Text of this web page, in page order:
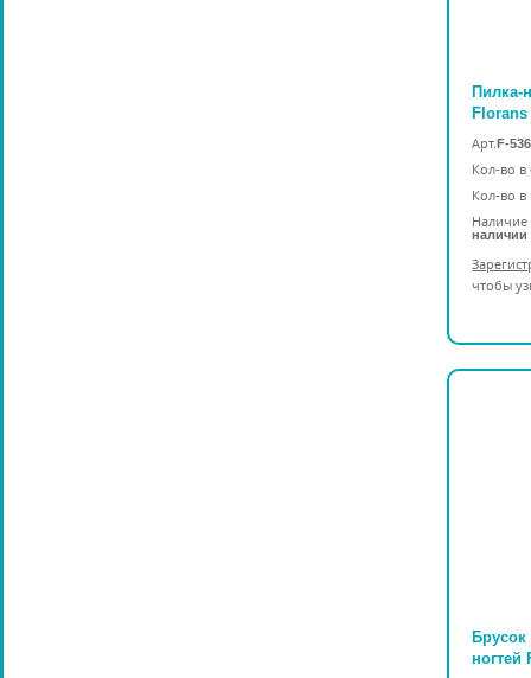
Пилка-
Florans
Арт.F-536
Кол-во
Кол-во
Наличие
наличии
чтобы
ногтей